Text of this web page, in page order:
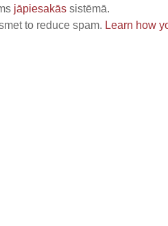
jāpiesakās sistēmā.
to reduce spam. Learn how